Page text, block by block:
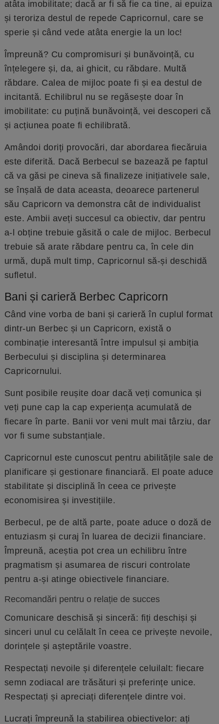
atâta imobilitate; dacă ar fi să fie ca tine, ai epuiza
și teroriza destul de repede Capricornul, care se
sperie și când vede atâta energie la un loc!
Împreună? Cu compromisuri și bunăvoință, cu
înțelegere și, da, ai ghicit, cu răbdare. Multă
răbdare. Calea de mijloc poate fi și ea destul de
incitantă. Echilibrul nu se regăsește doar în
imobilitate: cu puțină bunăvoință, vei descoperi că
și acțiunea poate fi echilibrată.
Amândoi doriți provocări, dar abordarea fiecăruia
este diferită. Dacă Berbecul se bazează pe faptul
că va găsi pe cineva să finalizeze inițiativele sale,
se înșală de data aceasta, deoarece partenerul
său Capricorn va demonstra cât de individualist
este. Ambii aveți succesul ca obiectiv, dar pentru
a-l obține trebuie găsită o cale de mijloc. Berbecul
trebuie să arate răbdare pentru ca, în cele din
urmă, după mult timp, Capricornul să-și deschidă
sufletul.
Bani și carieră Berbec Capricorn
Când vine vorba de bani și carieră în cuplul format
dintr-un Berbec și un Capricorn, există o
combinație interesantă între impulsul și ambiția
Berbecului și disciplina și determinarea
Capricornului.
Sunt posibile reușite doar dacă veți comunica și
veți pune cap la cap experiența acumulată de
fiecare în parte. Banii vor veni mult mai târziu, dar
vor fi sume substanțiale.
Capricornul este cunoscut pentru abilitățile sale de
planificare și gestionare financiară. El poate aduce
stabilitate și disciplină în ceea ce privește
economisirea și investițiile.
Berbecul, pe de altă parte, poate aduce o doză de
entuziasm și curaj în luarea de decizii financiare.
Împreună, aceștia pot crea un echilibru între
pragmatism și asumarea de riscuri controlate
pentru a-și atinge obiectivele financiare.
Recomandări pentru o relație de succes
Comunicare deschisă și sinceră: fiți deschiși și
sinceri unul cu celălalt în ceea ce privește nevoile,
dorințele și așteptările voastre.
Respectați nevoile și diferențele celuilalt: fiecare
semn zodiacal are trăsături și preferințe unice.
Respectați și apreciați diferențele dintre voi.
Lucrați împreună la stabilirea obiectivelor: ați